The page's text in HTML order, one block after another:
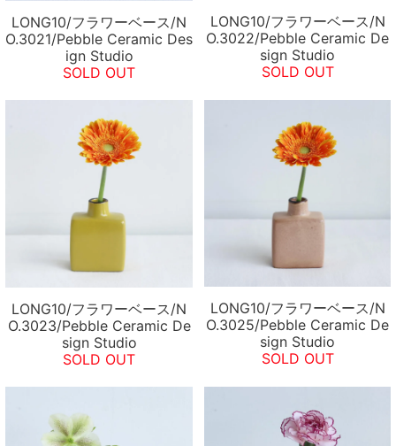
LONG10/フラワーベース/N
O.3021/Pebble Ceramic Des
ign Studio
SOLD OUT
LONG10/フラワーベース/N
O.3022/Pebble Ceramic De
sign Studio
SOLD OUT
LONG10/フラワーベース/N
O.3023/Pebble Ceramic De
sign Studio
SOLD OUT
LONG10/フラワーベース/N
O.3025/Pebble Ceramic De
sign Studio
SOLD OUT